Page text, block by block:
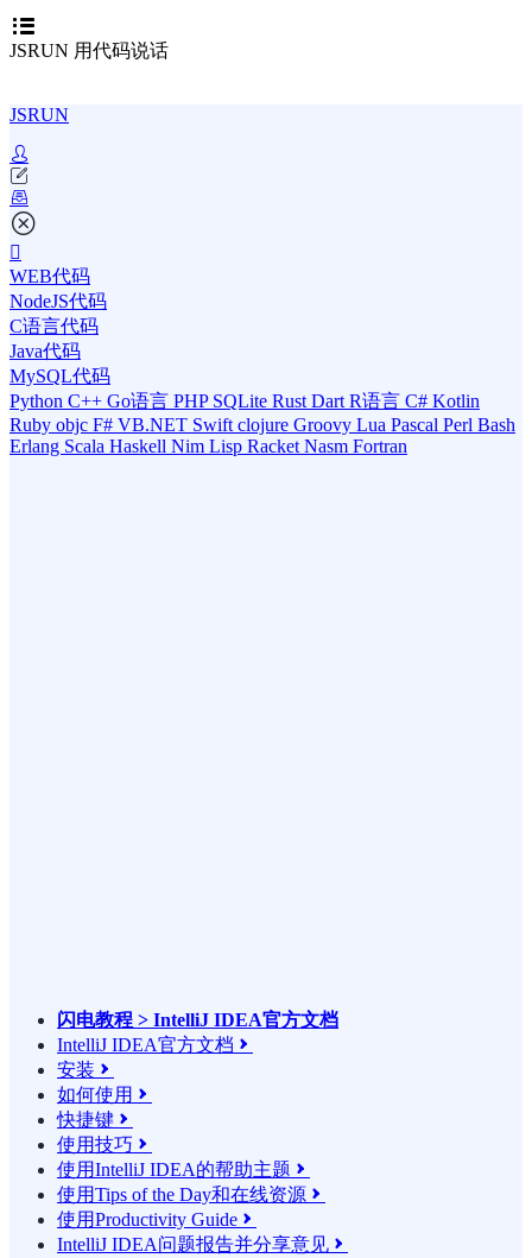
JSRUN 用代码说话
JSRUN
WEB代码
NodeJS代码
C语言代码
Java代码
MySQL代码
Python C++ Go语言 PHP SQLite Rust Dart R语言 C# Kotlin
Ruby objc F# VB.NET Swift clojure Groovy Lua Pascal Perl Bash
Erlang Scala Haskell Nim Lisp Racket Nasm Fortran
闪电教程 > IntelliJ IDEA官方文档
IntelliJ IDEA官方文档 
安装 
如何使用 
快捷键 
使用技巧 
使用IntelliJ IDEA的帮助主题 
使用Tips of the Day和在线资源 
使用Productivity Guide 
IntelliJ IDEA问题报告并分享意见 